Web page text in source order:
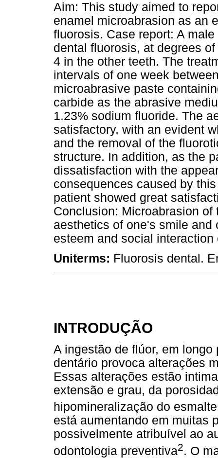
Aim: This study aimed to
enamel microabrasion as an
fluorosis. Case report: A
dental fluorosis, at degrees
4 in the other teeth. The
intervals of one week
microabrasive paste
carbide as the abrasive
1.23% sodium fluoride. The
satisfactory, with an evident
and the removal of the
structure. In addition, as the
dissatisfaction with the
consequences caused by
patient showed great
Conclusion: Microabrasion
aesthetics of one's smile
esteem and social interaction
Uniterms: Fluorosis dental.
INTRODUÇÃO
A ingestão de flúor, em
dentário provoca alterações
Essas alterações estão
extensão e grau, da
hipomineralização do esmalte
está aumentando em muitas
possivelmente atribuível ao
odontologia preventiva2. O